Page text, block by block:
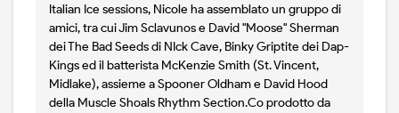
Italian Ice sessions, Nicole ha assemblato un gruppo di
amici, tra cui Jim Sclavunos e David "Moose" Sherman
dei The Bad Seeds di NIck Cave, Binky Griptite dei Dap-
Kings ed il batterista McKenzie Smith (St. Vincent,
Midlake), assieme a Spooner Oldham e David Hood
della Muscle Shoals Rhythm Section.Co prodotto da